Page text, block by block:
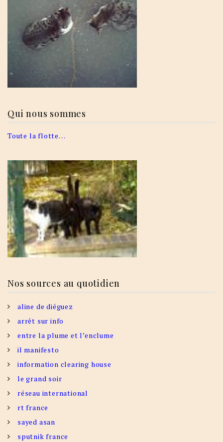
Qui nous sommes
Toute la flotte…
Nos sources au quotidien
aline de diéguez
arrêt sur info
entre la plume et l’enclume
il manifesto
information clearing house
le grand soir
réseau international
rt france
sayed asan
sputnik france